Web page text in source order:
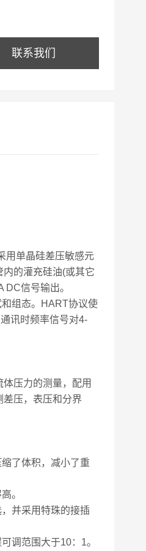
联系我们
用单晶硅差压敏感元
的灌充硅油(或其它
信号输出。
组态。HART协议使
讯时频率信号对4-
压力的测量，配用
压，表压和分界
了体积，减小了重
。
并采用特珠的接插
调范围大于10：1。